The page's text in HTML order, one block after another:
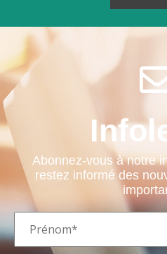
Abonnez-vous à notre
restez informé des